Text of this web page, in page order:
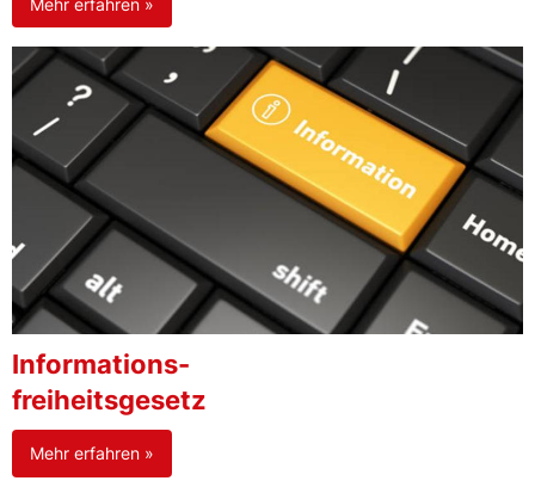
Informations-
freiheitsgesetz
Mehr erfahren »